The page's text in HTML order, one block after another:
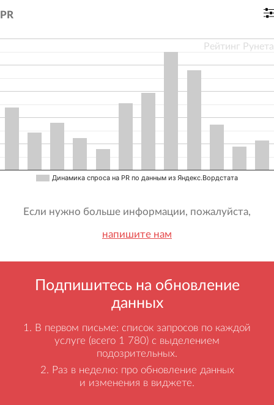
PR
Динамика спроса на PR по данным из Яндекс.Вордстата
Рейтинг Рунета
Если нужно больше информации, пожалуйста,
напишите нам
Подпишитесь на обновление
данных
В первом письме: список запросов по каждой
услуге (всего 1 780) с выделением
подозрительных.
Раз в неделю: про обновление данных
и изменения в виджете.